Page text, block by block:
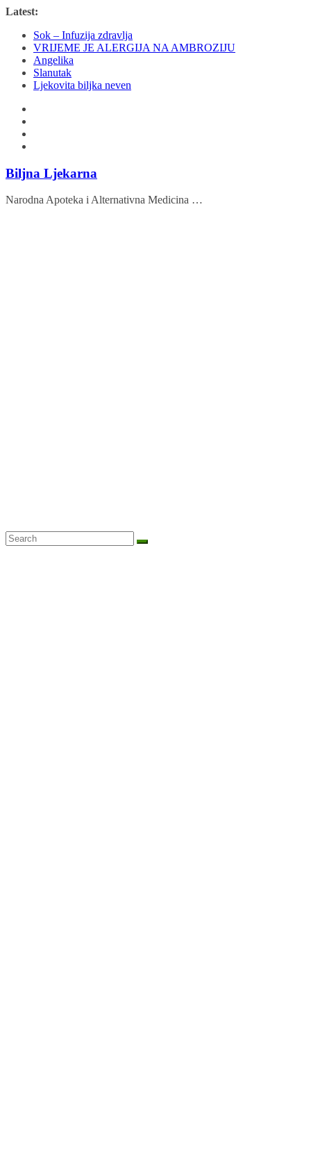
Skip
content
Latest:
Sok – Infuzija zdravlja
VRIJEME JE ALERGIJA NA AMBROZIJU
Angelika
Slanutak
Ljekovita biljka neven
Biljna Ljekarna
Narodna Apoteka i Alternativna Medicina …